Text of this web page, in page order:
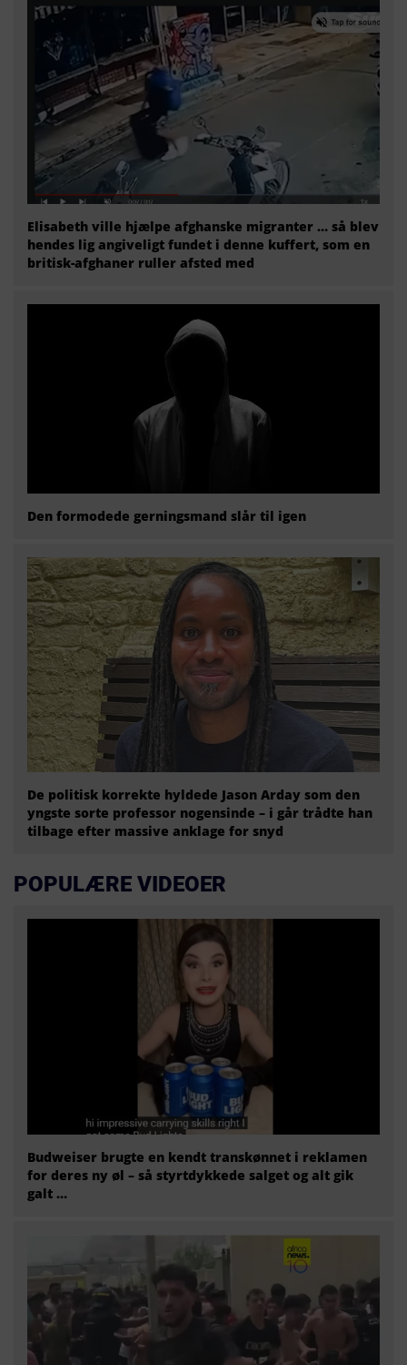
Elisabeth ville hjælpe afghanske migranter … så blev
hendes lig angiveligt fundet i denne kuffert, som en
britisk-afghaner ruller afsted med
Den formodede gerningsmand slår til igen
De politisk korrekte hyldede Jason Arday som den
yngste sorte professor nogensinde – i går trådte han
tilbage efter massive anklage for snyd
POPULÆRE VIDEOER
Budweiser brugte en kendt transkønnet i reklamen
for deres ny øl – så styrtdykkede salget og alt gik
galt …